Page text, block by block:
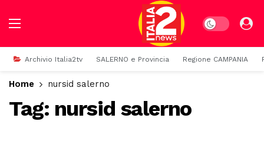
Dark mode
Archivio Italia2tv SALERNO e Provincia Regione CAMPANIA
Home nursid salerno
Tag: nursid salerno